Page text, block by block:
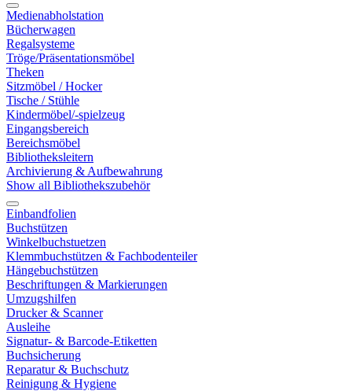
Medienabholstation
Bücherwagen
Regalsysteme
Tröge/Präsentationsmöbel
Theken
Sitzmöbel / Hocker
Tische / Stühle
Kindermöbel/-spielzeug
Eingangsbereich
Bereichsmöbel
Bibliotheksleitern
Archivierung & Aufbewahrung
Show all Bibliothekszubehör
Einbandfolien
Buchstützen
Winkelbuchstuetzen
Klemmbuchstützen & Fachbodenteiler
Hängebuchstützen
Beschriftungen & Markierungen
Umzugshilfen
Drucker & Scanner
Ausleihe
Signatur- & Barcode-Etiketten
Buchsicherung
Reparatur & Buchschutz
Reinigung & Hygiene